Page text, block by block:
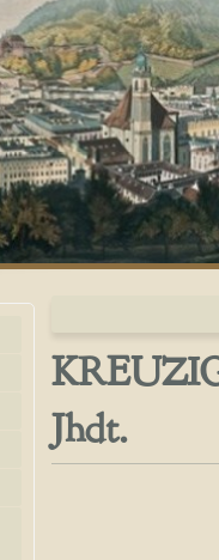
Jhdt.